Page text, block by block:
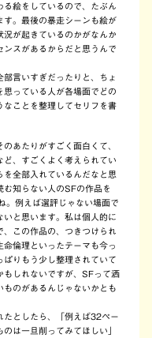
る絵をしているので、たぶん
す。最後の暴走シーンも絵が
況が起きているのかがなんか
ンスがあるからだと思うんで
言いすぎだったりと、ちょ
思っている人が各場面でどの
なことを整理してセリフを書
あたりがすごく面白くて、
ど、すごくよく考えられてい
を全部入れているんだなと思
む知らない人のSFの作品を
。例えば選評じゃない場面で
いと思います。私は個人的に
この作品の、つきつけられ
倫理といったテーマも今っ
ぱりもう少し整理されていて
もしれないですが、SFって洒
のがあるんじゃないかとも
たとしたら、「例えば32ペー
は一旦削ってみてほしい」